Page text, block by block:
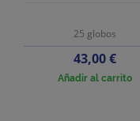
25 globos
Precio
43,00 €
Añadir al carrito